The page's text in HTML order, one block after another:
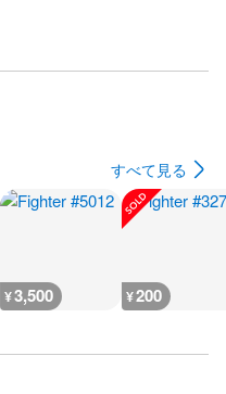
すべて見る
¥3,500 ¥200